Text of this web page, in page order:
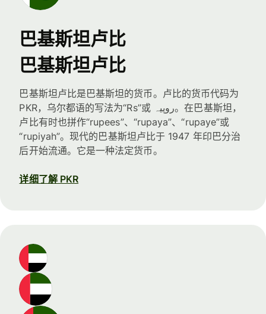
巴基斯坦卢比
巴基斯坦卢比
巴基斯坦卢比是巴基斯坦的货币。卢比的货币代码为
PKR，乌尔都语的写法为“Rs”或 روپیہ。在巴基斯坦，
卢比有时也拼作“rupees”、“rupaya”、“rupaye”或
“rupiyah”。现代的巴基斯坦卢比于 1947 年印巴分治
后开始流通。它是一种法定货币。
详细了解 PKR